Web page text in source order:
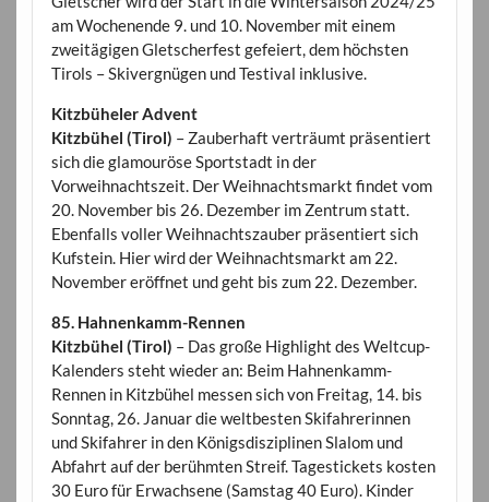
am Wochenende 9. und 10. November mit einem
zweitägigen Gletscherfest gefeiert, dem höchsten
Tirols – Skivergnügen und Testival inklusive.
Kitzbüheler Advent
Kitzbühel (Tirol) – Zauberhaft verträumt präsentiert
sich die glamouröse Sportstadt in der
Vorweihnachtszeit. Der Weihnachtsmarkt findet vom
20. November bis 26. Dezember im Zentrum statt.
Ebenfalls voller Weihnachtszauber präsentiert sich
Kufstein. Hier wird der Weihnachtsmarkt am 22.
November eröffnet und geht bis zum 22. Dezember.
85. Hahnenkamm-Rennen
Kitzbühel (Tirol) – Das große Highlight des Weltcup-
Kalenders steht wieder an: Beim Hahnenkamm-
Rennen in Kitzbühel messen sich von Freitag, 14. bis
Sonntag, 26. Januar die weltbesten Skifahrerinnen
und Skifahrer in den Königsdisziplinen Slalom und
Abfahrt auf der berühmten Streif. Tagestickets kosten
30 Euro für Erwachsene (Samstag 40 Euro). Kinder